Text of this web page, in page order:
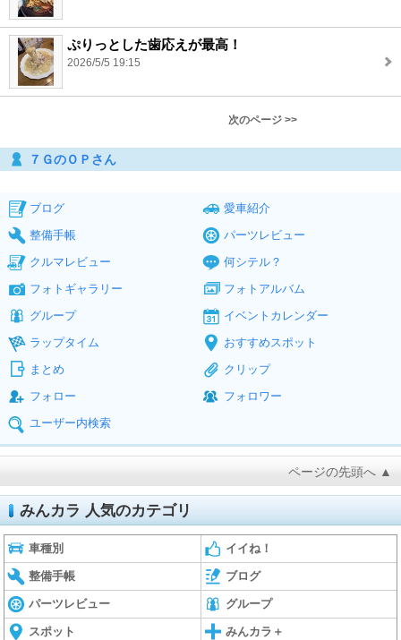
ぷりっとした歯応えが最高！
2026/5/5 19:15
次のページ >>
７ＧのＯＰさん
ブログ
愛車紹介
整備手帳
パーツレビュー
クルマレビュー
何シテル？
フォトギャラリー
フォトアルバム
グループ
イベントカレンダー
ラップタイム
おすすめスポット
まとめ
クリップ
フォロー
フォロワー
ユーザー内検索
ページの先頭へ ▲
みんカラ 人気のカテゴリ
車種別 イイね！
整備手帳 ブログ
パーツレビュー グループ
スポット みんカラ＋